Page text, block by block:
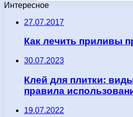
Интересное
27.07.2017
Как лечить приливы
30.07.2023
Клей для плитки:
правила
19.07.2022